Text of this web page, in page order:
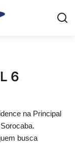
6
na Principal
busca